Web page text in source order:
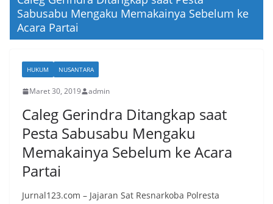
Sabusabu Mengaku Memakainya Sebelum ke
Acara Partai
HUKUM NUSANTARA
Maret 30, 2019 admin
Caleg Gerindra Ditangkap saat
Pesta Sabusabu Mengaku
Memakainya Sebelum ke Acara
Partai
Jurnal123.com – Jajaran Sat Resnarkoba Polresta